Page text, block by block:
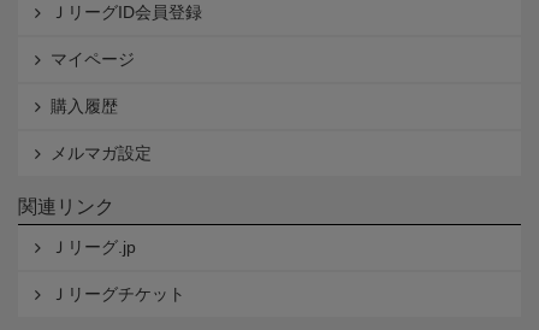
ＪリーグID会員登録
マイページ
購入履歴
メルマガ設定
関連リンク
Ｊリーグ.jp
Ｊリーグチケット